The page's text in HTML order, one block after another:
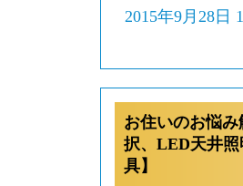
2015年9月28日
お住いのお悩
択、LED天井
具】